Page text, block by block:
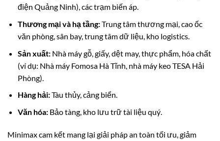
điện Quảng Ninh), các trạm biến áp.
Thương mại và hạ tầng:Trung tâm thương mại, cao ốc
văn phòng, sân bay, trung tâm dữ liệu, kho logistics.
Sản xuất:Nhà máy gỗ, giấy, dệt may, thực phẩm, hóa chất
(ví dụ: Nhà máy Fomosa Hà Tĩnh, nhà máy keo TESA Hải
Phòng).
Hàng hải:Tàu thủy, cảng biển.
Văn hóa:Bảo tàng, kho lưu trữ tài liệu quý.
Minimax cam kết mang lại giải pháp an toàn tối ưu, giảm